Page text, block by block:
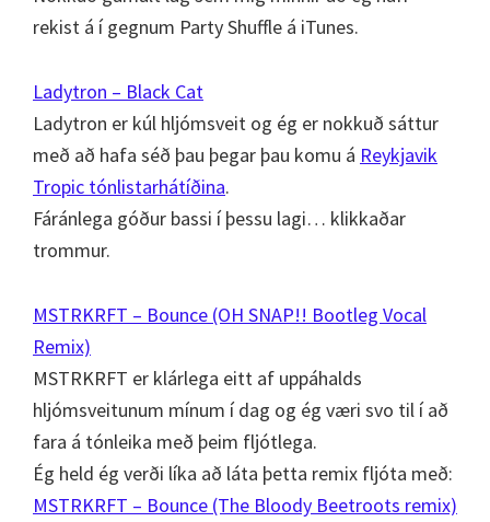
rekist á í gegnum Party Shuffle á iTunes.
Ladytron – Black Cat
Ladytron er kúl hljómsveit og ég er nokkuð sáttur
með að hafa séð þau þegar þau komu á Reykjavik
Tropic tónlistarhátíðina.
Fáránlega góður bassi í þessu lagi… klikkaðar
trommur.
MSTRKRFT – Bounce (OH SNAP!! Bootleg Vocal
Remix)
MSTRKRFT er klárlega eitt af uppáhalds
hljómsveitunum mínum í dag og ég væri svo til í að
fara á tónleika með þeim fljótlega.
Ég held ég verði líka að láta þetta remix fljóta með:
MSTRKRFT – Bounce (The Bloody Beetroots remix)